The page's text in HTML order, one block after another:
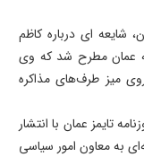
شایعه ای درباره کاظم
عمان مطرح شد که وی
میز طرف‌های مذاکره
تایمز عمان با انتشار
به معاون امور سیاسی